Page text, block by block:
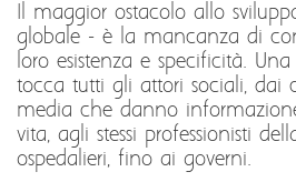
Il maggior ostacolo allo
globale - è la mancanza di
loro esistenza e specificità.
tocca tutti gli attori sociali, dai
media che danno
vita, agli stessi professionisti
ospedalieri, fino ai governi.